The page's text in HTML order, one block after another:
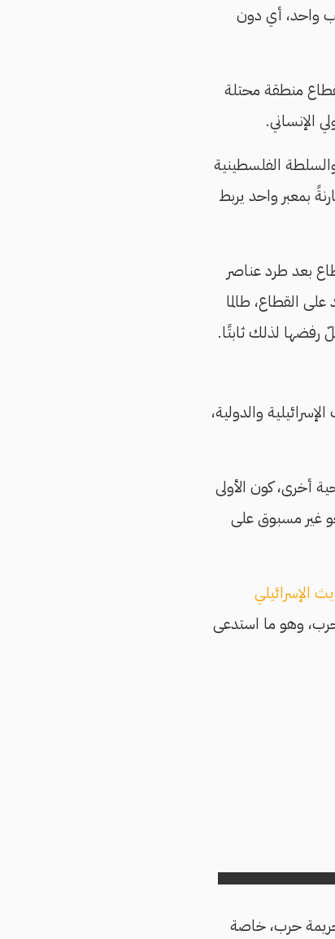
واحد، أي دون
منطقة محتلة
الإنساني.
والسلطة الفلسطينية
بمعبر واحد يربط
في القطاع بعد طرد عناصر
القطاع، طالما
لذلك ثابتًا.
والدولية،
أخرى، كون الأولى
غير مسبوق على
الإسرائيلي
وهو ما استدعى
جريمة حرب، خاصة